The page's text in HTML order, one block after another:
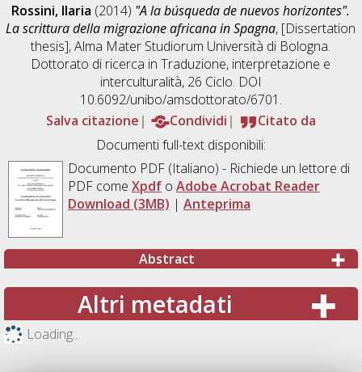
Rossini, Ilaria (2014) "A la búsqueda de nuevos horizontes".
La scrittura della migrazione africana in Spagna, [Dissertation
thesis], Alma Mater Studiorum Università di Bologna.
Dottorato di ricerca inTraduzione, interpretazione e
interculturalità, 26 Ciclo. DOI
10.6092/unibo/amsdottorato/6701.
Salva citazione
Condividi
Citato da
Documenti full-text disponibili:
Documento PDF(Italiano) - Richiede un lettore di
PDF come Xpdfo Adobe Acrobat Reader
Download (3MB) | Anteprima
Abstract
Altri metadati
Loading...